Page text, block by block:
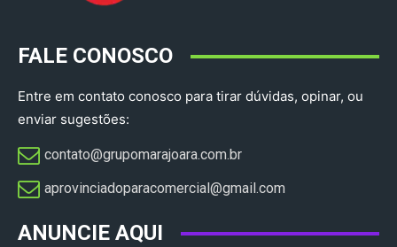
FALE CONOSCO
Entre em contato conosco para tirar dúvidas, opinar, ou
enviar sugestões:
contato@grupomarajoara.com.br
aprovinciadoparacomercial@gmail.com​
ANUNCIE AQUI